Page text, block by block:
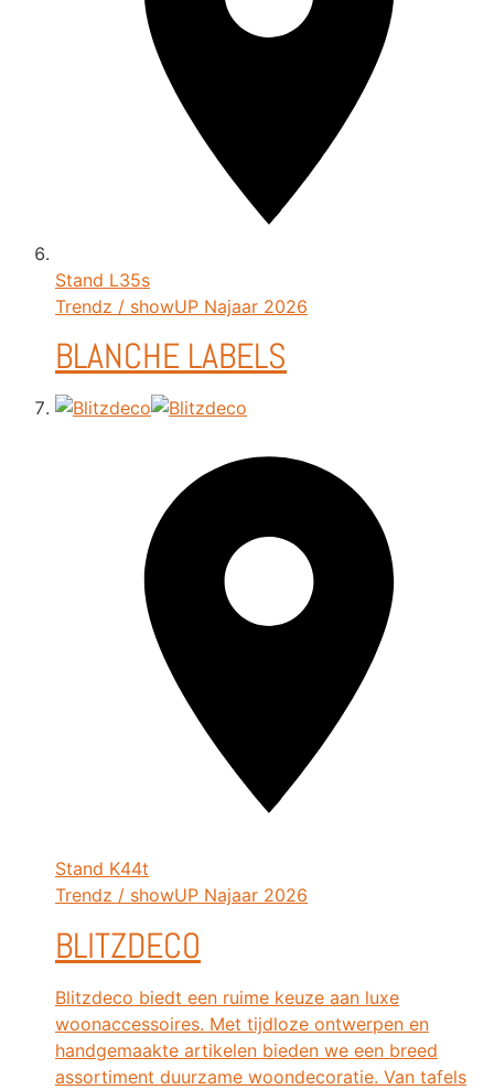
Stand L35s
Trendz / showUP Najaar 2026
BLANCHE LABELS
Stand K44t
Trendz / showUP Najaar 2026
BLITZDECO
Blitzdeco biedt een ruime keuze aan luxe
woonaccessoires. Met tijdloze ontwerpen en
handgemaakte artikelen bieden we een breed
assortiment duurzame woondecoratie. Van tafels